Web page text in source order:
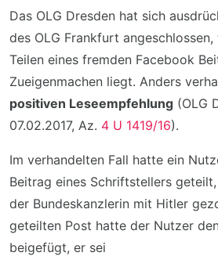
Das OLG Dresden hat sich
des OLG Frankfurt
Teilen eines fremden Facebook
Zueigenmachen liegt. Anders
positiven Leseempfehlung (OLG
07.02.2017, Az. 4 U 1419/16).
Im verhandelten Fall hatte ein
Beitrag eines Schriftstellers
der Bundeskanzlerin mit Hitler
geteilten Post hatte der Nutzer
beigefügt, er sei